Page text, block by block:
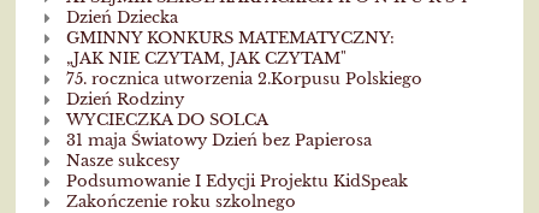
Dzień Dziecka
GMINNY KONKURS MATEMATYCZNY:
„JAK NIE CZYTAM, JAK CZYTAM"
75. rocznica utworzenia 2.Korpusu Polskiego
Dzień Rodziny
WYCIECZKA DO SOLCA
31 maja Światowy Dzień bez Papierosa
Nasze sukcesy
Podsumowanie I Edycji Projektu KidSpeak
Zakończenie roku szkolnego